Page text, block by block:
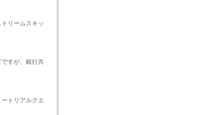
リームスキッ
すが、銀行共
トリアルクエ